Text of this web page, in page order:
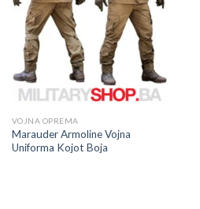
VOJNA OPREMA
Marauder Armoline Vojna
Uniforma Kojot Boja